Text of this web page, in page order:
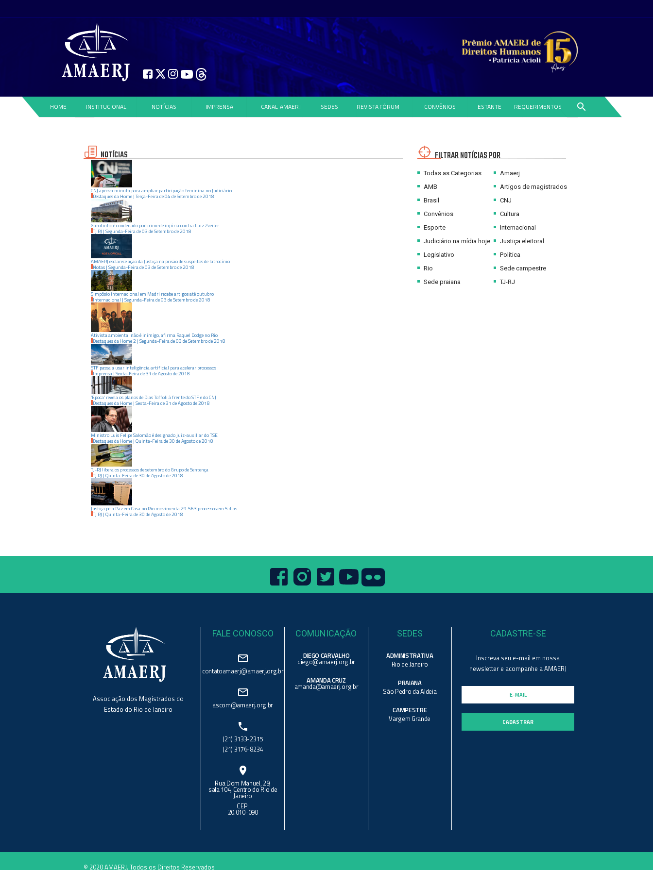
HOME INSTITUCIONAL NOTÍCIAS IMPRENSA CANAL AMAERJ SEDES REVISTAFÓRUM CONVÊNIOS ESTANTE REQUERIMENTOS search
NOTÍCIAS
CNJ aprova minuta para ampliar participação feminina no Judiciário
Destaques da Home| Terça-Feirade04 deSetembrode2018
Garotinho é condenado por crime de injúria contra Luiz Zveiter
TJ RJ | Segunda-Feirade03 deSetembrode2018
AMAERJ esclarece ação da Justiça na prisão de suspeitos de latrocínio
Notas| Segunda-Feirade03 deSetembrode2018
Simpósio internacional em Madri recebe artigos até outubro
Internacional | Segunda-Feirade03 deSetembrode2018
Ativista ambiental não é inimigo, afirma Raquel Dodge no Rio
Destaques da Home 2 | Segunda-Feirade03 deSetembrode2018
STF passa a usar inteligência artificial para acelerar processos
Imprensa| Sexta-Feirade31 deAgostode2018
‘Época’ revela os planos de Dias Toffoli à frente do STF e do CNJ
Destaques da Home| Sexta-Feirade31 deAgostode2018
Ministro Luis Felipe Salomão é designado juiz-auxiliar do TSE
Destaques da Home| Quinta-Feirade30 deAgostode2018
TJ-RJ libera os processos de setembro do Grupo de Sentença
TJ RJ | Quinta-Feirade30 deAgostode2018
Justiça pela Paz em Casa no Rio movimenta 29.563 processos em 5 dias
TJ RJ | Quinta-Feirade30 deAgostode2018
FILTRAR NOTÍCIAS POR
Todas as Categorias
AMB
Brasil
Convênios
Esporte
Judiciário na mídia hoje
Legislativo
Rio
Sede praiana
Amaerj
Artigos de magistrados
CNJ
Cultura
Internacional
Justiça eleitoral
Política
Sede campestre
TJ-RJ
Associação dos Magistrados do
Estado do Rio de Janeiro
FALE CONOSCO
mail_outline
contatoamaerj@amaerj.org.br
mail_outline
ascom@amaerj.org.br
phone
(21) 3133-2315
(21) 3176-8234
location_on
Rua Dom Manuel, 29,
sala 104, Centro do Rio de
Janeiro
CEP:
20.010-090
COMUNICAÇÃO
DIEGO CARVALHO
diego@amaerj.org.br
AMANDA CRUZ
amanda@amaerj.org.br
SEDES
ADMINISTRATIVA
Rio de Janeiro
PRAIANA
São Pedro da Aldeia
CAMPESTRE
Vargem Grande
CADASTRE-SE
Inscreva seu e-mail em nossa
newsletter e acompanhe a AMAERJ
© 2020 AMAERJ. Todos os Direitos Reservados